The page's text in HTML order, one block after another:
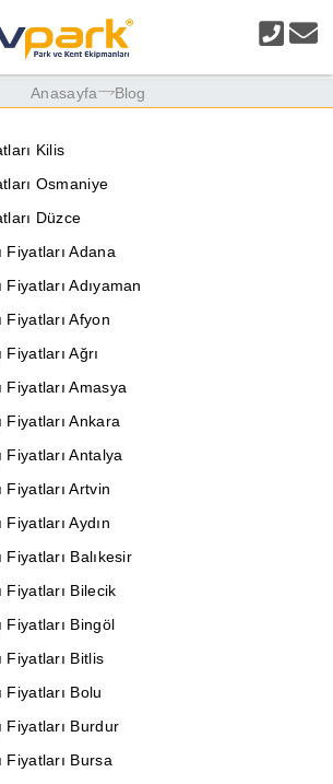
Anasayfa Blog
Kilis
Osmaniye
Düzce
Fiyatları Adana
Fiyatları Adıyaman
Fiyatları Afyon
Fiyatları Ağrı
Fiyatları Amasya
Fiyatları Ankara
Fiyatları Antalya
Fiyatları Artvin
Fiyatları Aydın
Fiyatları Balıkesir
Fiyatları Bilecik
Fiyatları Bingöl
Fiyatları Bitlis
Fiyatları Bolu
Fiyatları Burdur
Fiyatları Bursa